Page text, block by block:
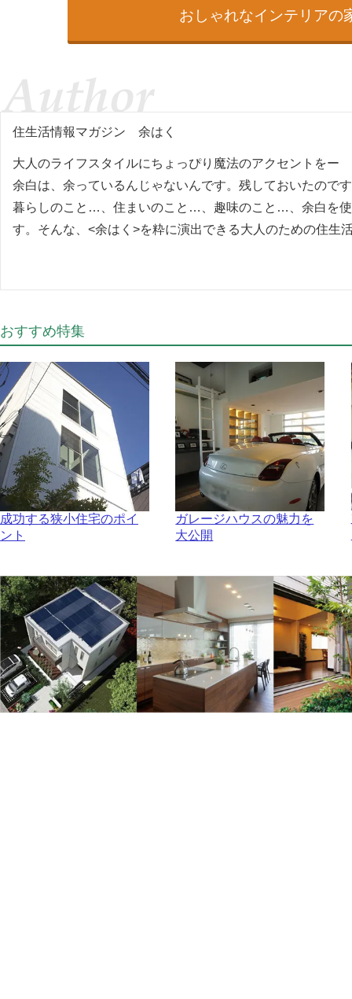
おしゃれなインテリアの
住生活情報マガジン 余はく
大人のライフスタイルにちょっぴり魔法のアクセントをー
余白は、余っているんじゃないんです。残しておいたので
暮らしのこと…、住まいのこと…、趣味のこと…、余白を
す。そんな、<余はく>を粋に演出できる大人のための住生
おすすめ特集
成功する狭小住宅のポイ
ント
ガレージハウスの魅力を
大公開